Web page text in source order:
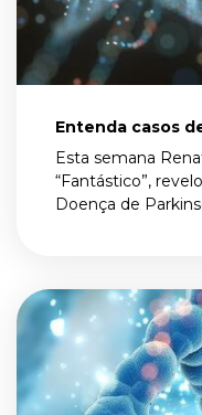
Entenda casos
Esta semana
“Fantástico”,
Doença de